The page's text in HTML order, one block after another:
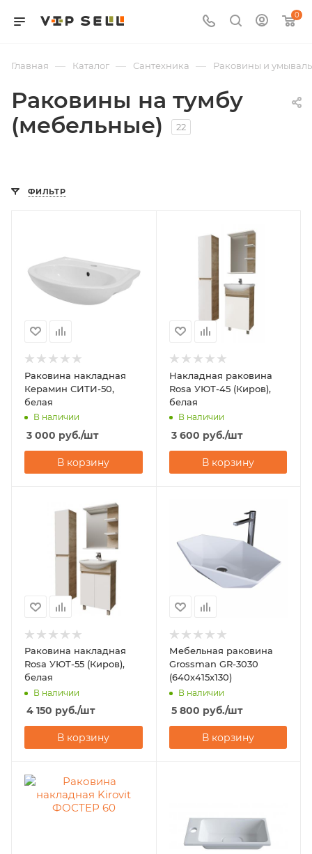
0
Главная — Каталог — Сантехника — Раковины и
Раковины на тумбу
(мебельные)
22
ФИЛЬТР
Раковина накладная
Керамин СИТИ-50,
белая
В наличии
3 000 руб./шт
В корзину
Накладная раковина
Rosa УЮТ-45 (Киров),
белая
В наличии
3 600 руб./шт
В корзину
Раковина накладная
Rosa УЮТ-55 (Киров),
белая
В наличии
4 150 руб./шт
В корзину
Мебельная раковина
Grossman GR-3030
(640х415х130)
В наличии
5 800 руб./шт
В корзину